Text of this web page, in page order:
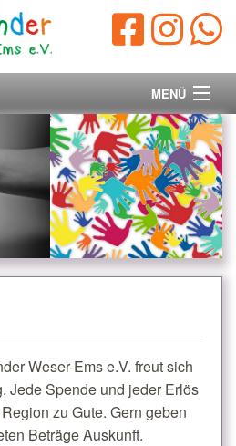
MENÜ
Startseite
Vorstand
Ziele
Spende
Kontakt
Weser-Ems e.V. freut sich
Jede Spende und jeder Erlös
zu Gute. Gern geben
Beträge Auskunft.